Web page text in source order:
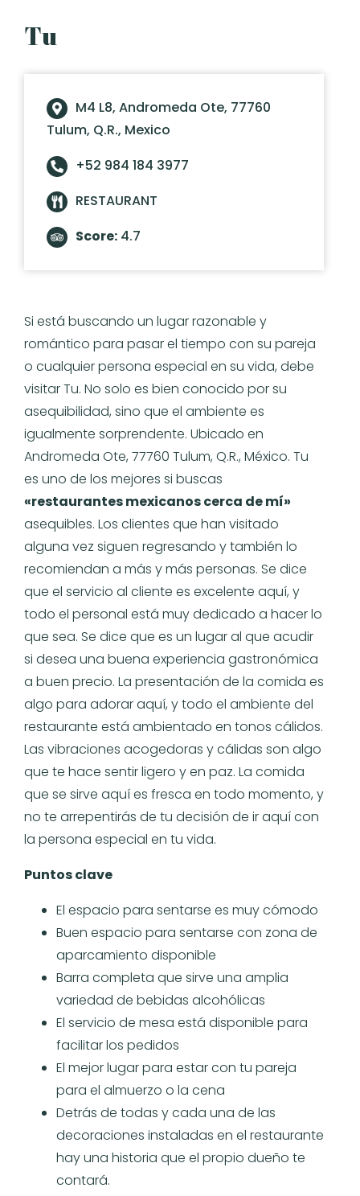
Tu
M4 L8, Andromeda Ote, 77760
Tulum, Q.R., Mexico
+52 984 184 3977
RESTAURANT
Score: 4.7
Si está buscando un lugar razonable y
romántico para pasar el tiempo con su pareja
o cualquier persona especial en su vida, debe
visitar Tu. No solo es bien conocido por su
asequibilidad, sino que el ambiente es
igualmente sorprendente. Ubicado en
Andromeda Ote, 77760 Tulum, Q.R., México. Tu
es uno de los mejores si buscas
«restaurantes mexicanos cerca de mí»
asequibles. Los clientes que han visitado
alguna vez siguen regresando y también lo
recomiendan a más y más personas. Se dice
que el servicio al cliente es excelente aquí, y
todo el personal está muy dedicado a hacer lo
que sea. Se dice que es un lugar al que acudir
si desea una buena experiencia gastronómica
a buen precio. La presentación de la comida es
algo para adorar aquí, y todo el ambiente del
restaurante está ambientado en tonos cálidos.
Las vibraciones acogedoras y cálidas son algo
que te hace sentir ligero y en paz. La comida
que se sirve aquí es fresca en todo momento, y
no te arrepentirás de tu decisión de ir aquí con
la persona especial en tu vida.
Puntos clave
El espacio para sentarse es muy cómodo
Buen espacio para sentarse con zona de
aparcamiento disponible
Barra completa que sirve una amplia
variedad de bebidas alcohólicas
El servicio de mesa está disponible para
facilitar los pedidos
El mejor lugar para estar con tu pareja
para el almuerzo o la cena
Detrás de todas y cada una de las
decoraciones instaladas en el restaurante
hay una historia que el propio dueño te
contará.